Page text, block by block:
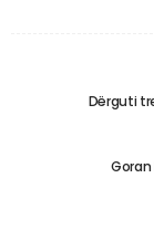
Dërguti
Goran